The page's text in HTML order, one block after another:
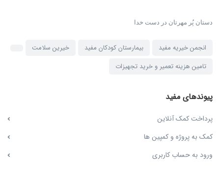
دستان پُر مهرتان در دست خدا
انجمن خیریه مفید بیمارستان کودکان مفید
خیرین سلامت
تامین هزینه تعمیر و خرید تجهیزات
پیوندهای مفید
پرداخت کمک آنلاین
کمک به پروژه و کمپین ها
ورود به حساب کاربری